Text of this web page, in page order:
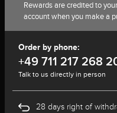
Rewards are credited to
account when you make a
Order by phone:
+49 711 217 268
Talk to us directly in person
28 days right of